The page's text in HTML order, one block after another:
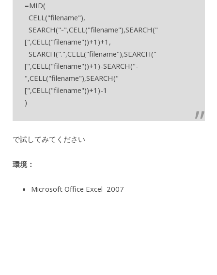
=MID(
CELL("filename"),
SEARCH("-",CELL("filename"),SEARCH("
[",CELL("filename"))+1)+1,
SEARCH(".",CELL("filename"),SEARCH("
[",CELL("filename"))+1)-SEARCH("-
",CELL("filename"),SEARCH("
[",CELL("filename"))+1)-1
)
で試してみてください
環境：
Microsoft Office Excel 2007